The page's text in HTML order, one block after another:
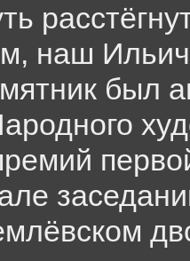
наш
был